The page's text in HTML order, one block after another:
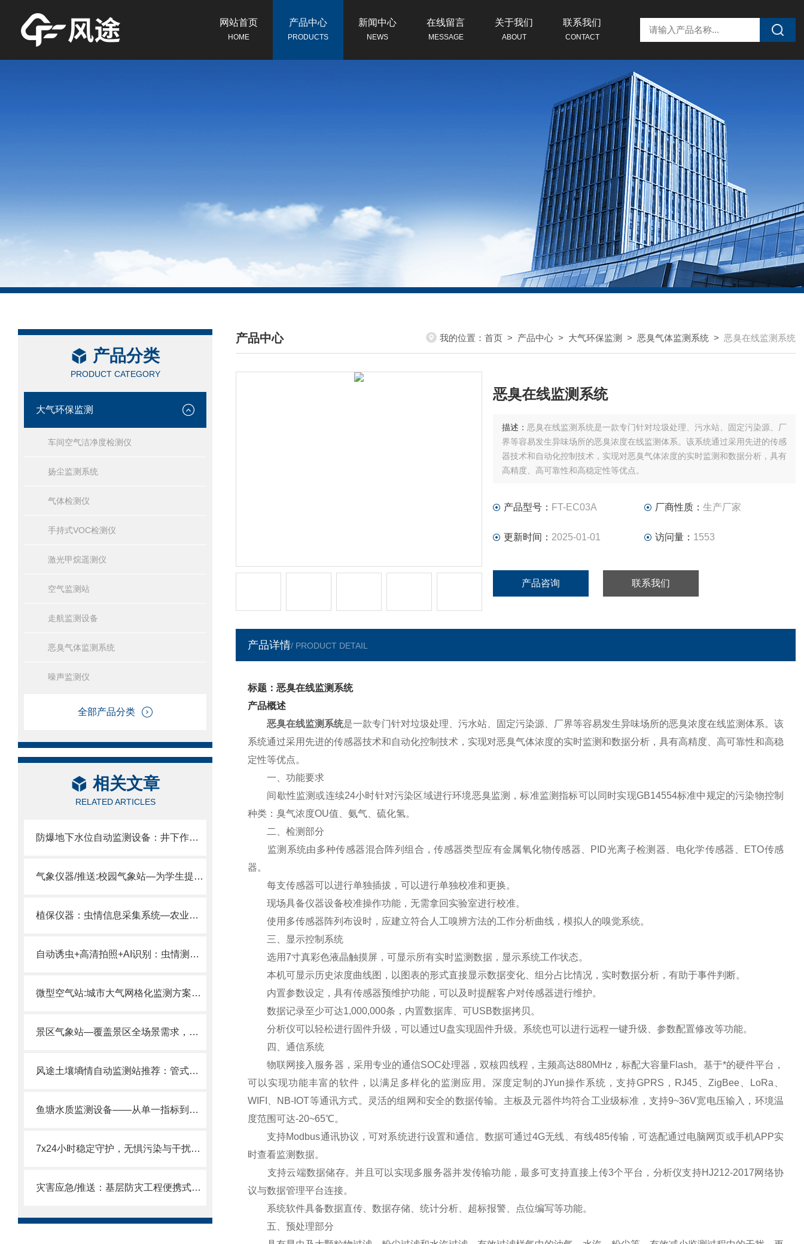
网站首页
HOME
产品中心
PRODUCTS
新闻中心
NEWS
在线留言
MESSAGE
关于我们
ABOUT
联系我们
CONTACT
产品分类
PRODUCT CATEGORY
大气环保监测
车间空气洁净度检测仪
扬尘监测系统
气体检测仪
手持式VOC检测仪
激光甲烷遥测仪
空气监测站
走航监测设备
恶臭气体监测系统
噪声监测仪
全部产品分类
相关文章
RELATED ARTICLES
防爆地下水位自动监测设备：井下作业，安全第一本安型水位监测解决方案
气象仪器/推送:校园气象站—为学生提供实时气象信息的学校气象观测站
植保仪器：虫情信息采集系统—农业害虫早发现,动态尽在掌握的虫情监测仪
自动诱虫+高清拍照+AI识别：虫情测报系统 一台设备搞定虫情测报全流程。
微型空气站:城市大气网格化监测方案实现污染“点、线、面”全覆盖
景区气象站—覆盖景区全场景需求，支持负氧离子PM2.5温湿度等多参数监测。
风途土壤墒情自动监测站推荐：管式探头一插即测，四层/十层同步感知。
鱼塘水质监测设备——从单一指标到综合评估，一站式满足养殖需求。
7x24小时稳定守护，无惧污染与干扰—这才是工艺控制需要的在线溶解氧分析仪
灾害应急/推送：基层防灾工程便携式气象仪—能够迅速被运输到灾区
产品中心
/ PRODUCTS CENTER
我的位置： 首页 > 产品中心 > 大气环保监测 > 恶臭气体监测系统 > 恶臭在线监测系统
恶臭在线监测系统
描述： 恶臭在线监测系统是一款专门针对垃圾处理、污水站、固定污染源、厂
界等容易发生异味场所的恶臭浓度在线监测体系。该系统通过采用先进的传感
器技术和自动化控制技术，实现对恶臭气体浓度的实时监测和数据分析，具有
高精度、高可靠性和高稳定性等优点。
产品型号： FT-EC03A 厂商性质： 生产厂家
更新时间： 2025-01-01 访问量： 1553
产品咨询 联系我们
产品详情/ PRODUCT DETAIL
标题：恶臭在线监测系统
产品概述
恶臭在线监测系统是一款专门针对垃圾处理、污水站、固定污染源、厂界等容易发生异味场所的恶臭浓度在线监测体系。该
系统通过采用先进的传感器技术和自动化控制技术，实现对恶臭气体浓度的实时监测和数据分析，具有高精度、高可靠性和高稳
定性等优点。
一、 功能要求
间歇性监测或连续24小时针对污染区域进行环境恶臭监测，标准监测指标可以同时实现GB14554标准中规定的污染物控制
种类：臭气浓度OU值、氨气、硫化氢。
二、检测部分
监测系统由多种传感器混合阵列组合，传感器类型应有金属氧化物传感器、PID光离子检测器、电化学传感器、ETO传感
器。
每支传感器可以进行单独插拔，可以进行单独校准和更换。
现场具备仪器设备校准操作功能，无需拿回实验室进行校准。
使用多传感器阵列布设时，应建立符合人工嗅辨方法的工作分析曲线，模拟人的嗅觉系统。
三、显示控制系统
选用7寸真彩色液晶触摸屏，可显示所有实时监测数据，显示系统工作状态。
本机可显示历史浓度曲线图，以图表的形式直接显示数据变化、组分占比情况，实时数据分析，有助于事件判断。
内置参数设定，具有传感器预维护功能，可以及时提醒客户对传感器进行维护。
数据记录至少可达1,000,000条，内置数据库、可USB数据拷贝。
分析仪可以轻松进行固件升级，可以通过U盘实现固件升级。系统也可以进行远程一键升级、参数配置修改等功能。
四、通信系统
物联网接入服务器，采用专业的通信SOC处理器，双核四线程，主频高达880MHz，标配大容量Flash。基于*的硬件平台，
可以实现功能丰富的软件，以满足多样化的监测应用。深度定制的JYun操作系统，支持GPRS，RJ45、ZigBee、LoRa、
WIFI、NB-IOT等通讯方式。灵活的组网和安全的数据传输。主板及元器件均符合工业级标准，支持9~36V宽电压输入，环境温
度范围可达-20~65℃。
支持Modbus通讯协议，可对系统进行设置和通信。数据可通过4G无线、有线485传输，可选配通过电脑网页或手机APP实
时查看监测数据。
支持云端数据储存。并且可以实现多服务器并发传输功能，最多可支持直接上传3个平台，分析仪支持HJ212-2017网络协
议与数据管理平台连接。
系统软件具备数据直传、数据存储、统计分析、超标报警、点位编写等功能。
五、预处理部分